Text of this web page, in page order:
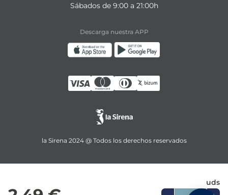
uds
Sábados de 9:00 a 21:00h
Descarga nuestra APP
la Sirena 2024 @ Todos los derechos reservados